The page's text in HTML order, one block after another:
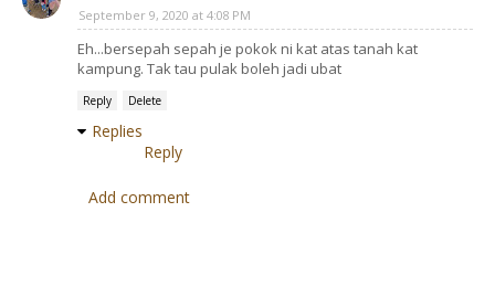
September 9, 2020 at 4:08 PM
Eh...bersepah sepah je pokok ni kat atas tanah kat
kampung. Tak tau pulak boleh jadi ubat
Reply Delete
Replies
Reply
Add comment